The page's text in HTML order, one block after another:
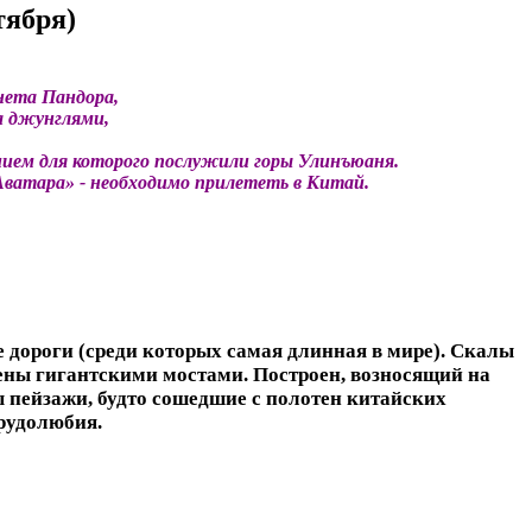
Пандора,
джунглями,
для которого послужили горы Улинъюаня.
- необходимо прилететь в Китай.
(среди которых самая длинная в мире). Скалы
гигантскими мостами. Построен, возносящий на
будто сошедшие с полотен китайских